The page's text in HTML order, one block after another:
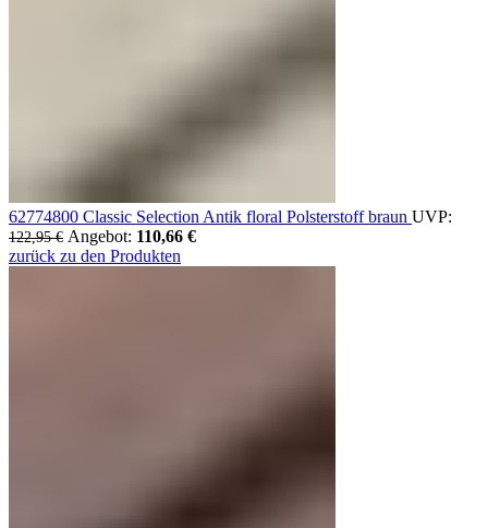
62774800 Classic Selection Antik floral Polsterstoff braun UVP:
122,95€ Ursprünglicher Preis war: 122,95 €
Angebot: 110,66 €
zurück zu den Produkten